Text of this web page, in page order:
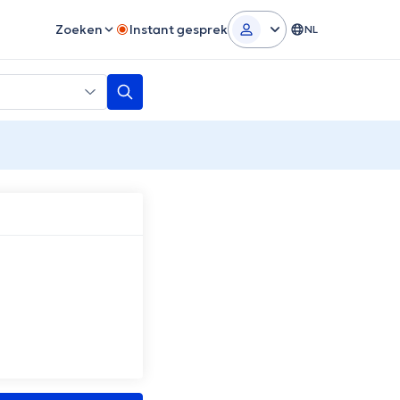
Zoeken Instant gesprek NL